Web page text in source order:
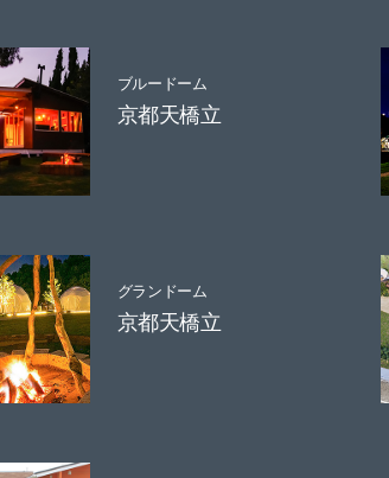
ブルードーム
京都天橋立
グランドーム
京都天橋立